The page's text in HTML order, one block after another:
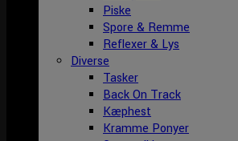
Piske
Spore & Remme
Reflexer & Lys
Diverse
Tasker
Back On Track
Kæphest
Kramme Ponyer